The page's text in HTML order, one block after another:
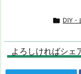
 DIY・
よろしければシェ